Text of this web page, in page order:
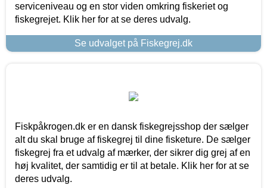
serviceniveau og en stor viden omkring fiskeriet og
fiskegrejet. Klik her for at se deres udvalg.
Se udvalget på Fiskegrej.dk
Fiskpåkrogen.dk er en dansk fiskegrejsshop der sælger
alt du skal bruge af fiskegrej til dine fisketure. De sælger
fiskegrej fra et udvalg af mærker, der sikrer dig grej af en
høj kvalitet, der samtidig er til at betale. Klik her for at se
deres udvalg.